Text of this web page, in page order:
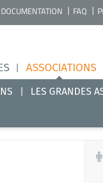
ASSOCIATIONS
DOCUMENTATION FAQ
LES GRANDES